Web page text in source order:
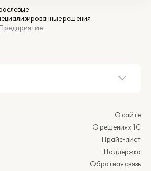
решения
О сайте
О решениях 1С
Прайс-лист
Поддержка
Обратная связь